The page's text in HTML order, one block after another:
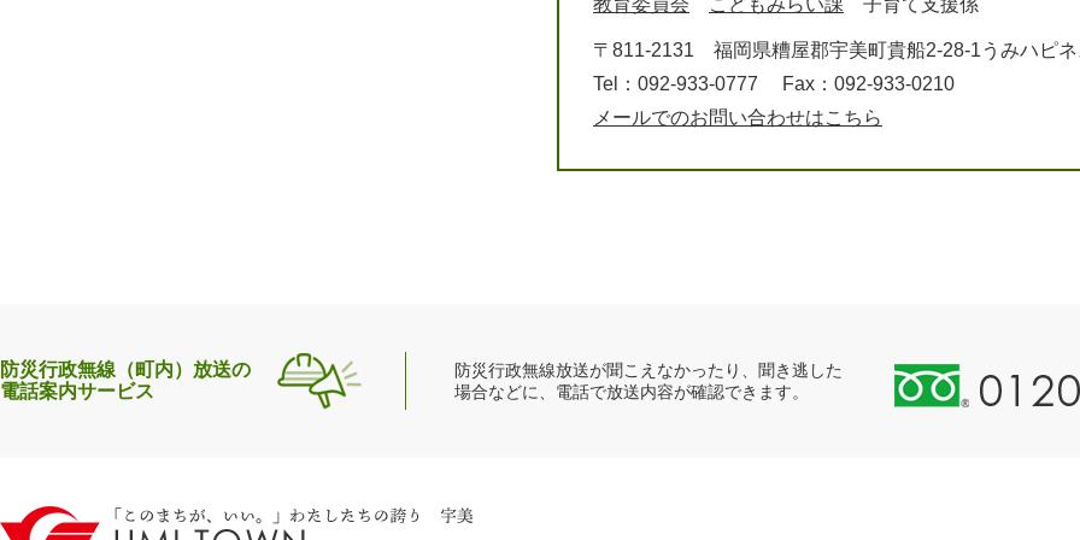
教育委員会 こどもみらい課 子育て支援係
〒811-2131
福岡県糟屋郡宇美町貴船2-28-1うみハピ
Tel：092-933-0777
Fax：092-933-0210
メールでのお問い合わせはこちら
防災行政無線（町内）放送の
電話案内サービス
防災行政無線放送が聞こえなかったり、聞き逃した
場合などに、電話で放送内容が確認できます。
0
1